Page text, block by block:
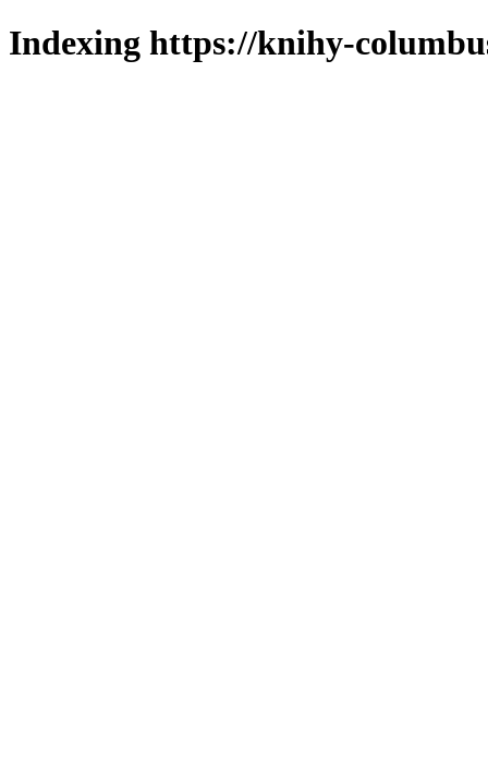
Indexing https://knihy-